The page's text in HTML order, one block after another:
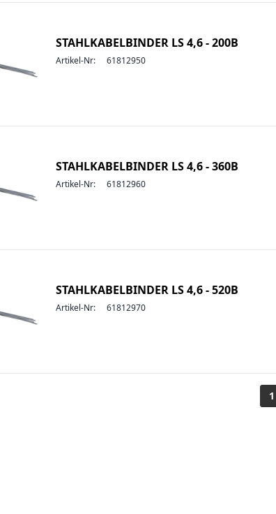
STAHLKABELBINDER LS 4,6 - 200B
Artikel-Nr: 61812950
STAHLKABELBINDER LS 4,6 - 360B
Artikel-Nr: 61812960
STAHLKABELBINDER LS 4,6 - 520B
Artikel-Nr: 61812970
1